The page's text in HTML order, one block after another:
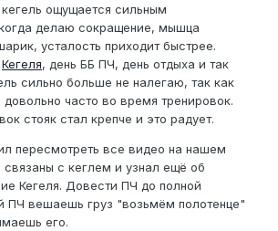
ощущается сильным
делаю сокращение, мышца
усталость приходит быстрее.
Кегеля, день ББ ПЧ, день отдыха и так
сильно больше не налегаю, так как
довольно часто во время тренировок.
стояк стал крепче и это радует.
пересмотреть все видео на нашем
с кеглем и узнал ещё об
Кегеля. Довести ПЧ до полной
ПЧ вешаешь груз "возьмём полотенце"
его.